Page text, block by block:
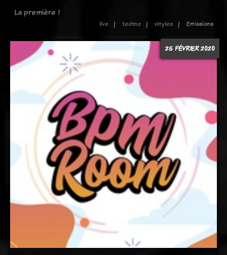
La première !
live techno vinyles Emissions
25 FÉVRIER 2020